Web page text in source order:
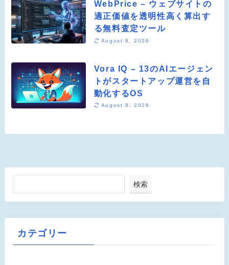
WebPrice – ウェブサイトの
適正価値を透明性高く算出す
る無料査定ツール
August 8, 2026
Vora IQ – 13のAIエージェン
トがスタートアップ運営を自
動化するOS
August 8, 2026
検索
カテゴリー